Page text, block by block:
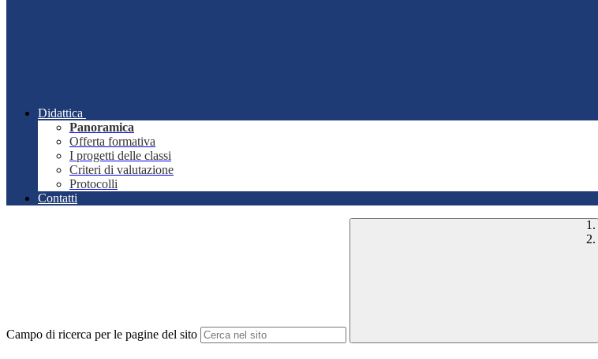
Didattica
Panoramica
Offerta formativa
I progetti delle classi
Criteri di valutazione
Protocolli
Contatti
Campo di ricerca per le pagine del sito